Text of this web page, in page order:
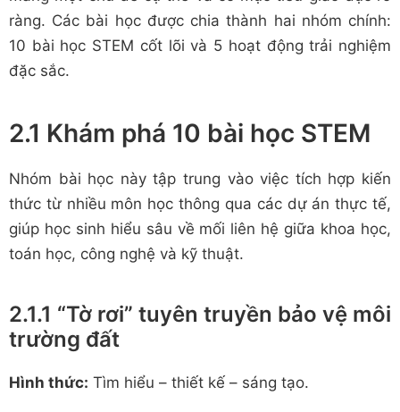
ràng. Các bài học được chia thành hai nhóm chính:
10 bài học STEM cốt lõi và 5 hoạt động trải nghiệm
đặc sắc.
2.1 Khám phá 10 bài học STEM
Nhóm bài học này tập trung vào việc tích hợp kiến
thức từ nhiều môn học thông qua các dự án thực tế,
giúp học sinh hiểu sâu về mối liên hệ giữa khoa học,
toán học, công nghệ và kỹ thuật.
2.1.1 “Tờ rơi” tuyên truyền bảo vệ môi
trường đất
Hình thức: Tìm hiểu – thiết kế – sáng tạo.